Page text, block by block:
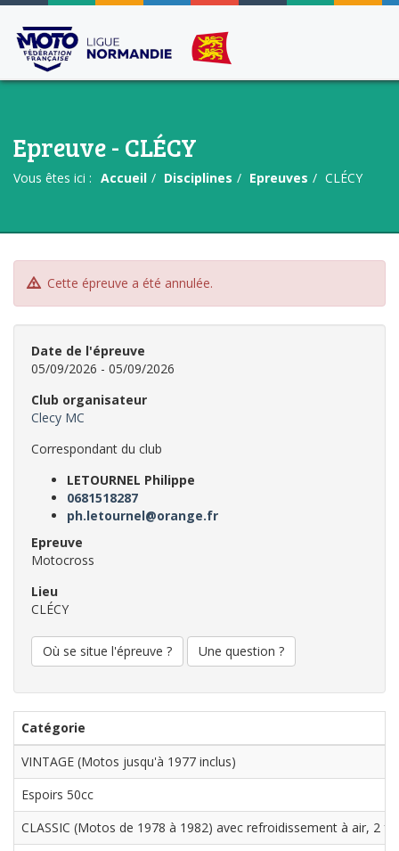
Epreuve - CLÉCY
Vous êtes ici : Accueil Disciplines Epreuves CLÉCY
Cette épreuve a été annulée.
Date de l'épreuve
05/09/2026 - 05/09/2026
Club organisateur
Clecy MC
Correspondant du club
LETOURNEL Philippe
0681518287
ph.letournel@orange.fr
Epreuve
Motocross
Lieu
CLÉCY
Où se situe l'épreuve ? Une question ?
Catégorie
VINTAGE (Motos jusqu'à 1977 inclus)
Espoirs 50cc
CLASSIC (Motos de 1978 à 1982) avec refroidissement à air, 2